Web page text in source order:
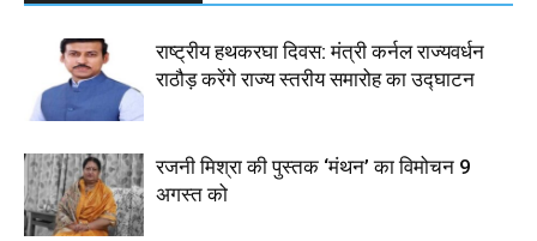
राष्ट्रीय हथकरघा दिवस: मंत्री कर्नल राज्यवर्धन
राठौड़ करेंगे राज्य स्तरीय समारोह का उद्घाटन
रजनी मिश्रा की पुस्तक ‘मंथन’ का विमोचन 9
अगस्त को